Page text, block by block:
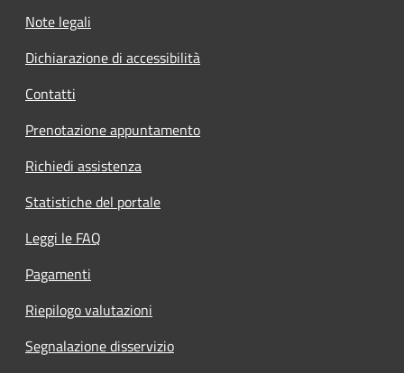
Note legali
Dichiarazione di accessibilità
Contatti
Prenotazione appuntamento
Richiedi assistenza
Statistiche del portale
Leggi le FAQ
Pagamenti
Riepilogo valutazioni
Segnalazione disservizio